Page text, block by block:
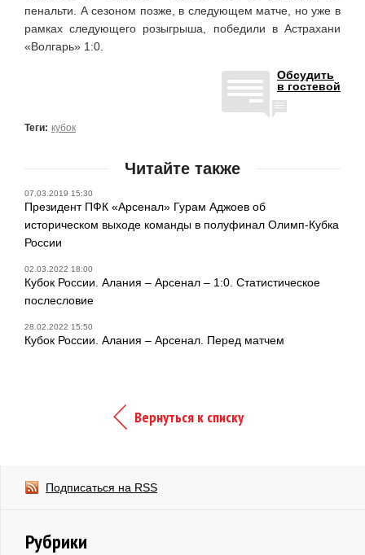
пенальти. А сезоном позже, в следующем матче, но уже в
рамках следующего розыгрыша, победили в Астрахани
«Волгарь» 1:0.
Обсудить
в гостевой
Теги: кубок
Читайте также
07.03.2019 15:30
Президент ПФК «Арсенал» Гурам Аджоев об
историческом выходе команды в полуфинал Олимп-Кубка
России
02.03.2022 18:00
Кубок России. Алания – Арсенал – 1:0. Статистическое
послесловие
28.02.2022 15:50
Кубок России. Алания – Арсенал. Перед матчем
Вернуться к списку
Подписаться на RSS
Рубрики